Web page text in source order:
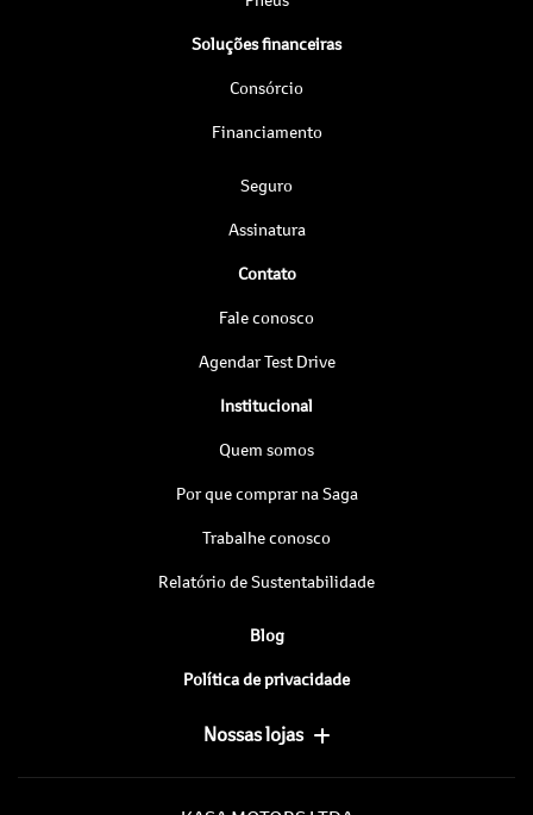
Soluções financeiras
Consórcio
Financiamento
Seguro
Assinatura
Contato
Fale conosco
Agendar Test Drive
Institucional
Quem somos
Por que comprar na Saga
Trabalhe conosco
Relatório de Sustentabilidade
Blog
Política de privacidade
Nossas lojas